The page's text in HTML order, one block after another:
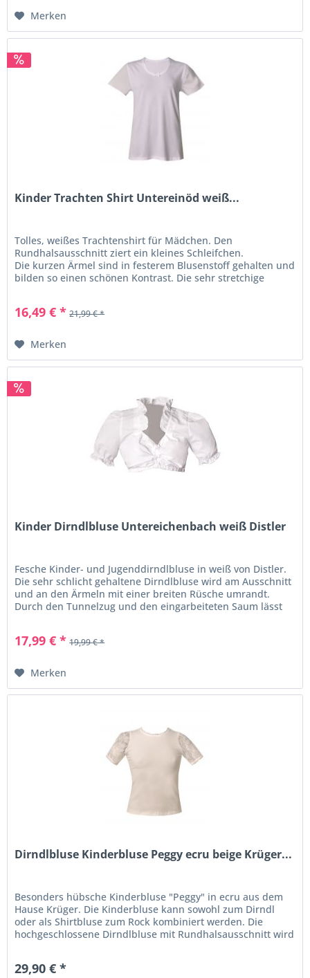
eine große Auswahl an
hochwertigenDirndlblusen für Kinder.
Trachtenaccessoires
für Ihr Kind. Wir
wünschen viel Spaß beim Stöbern.
Merken
Kinder Trachten Shirt Untereinöd weiß...
Tolles, weißes Trachtenshirt für Mädchen. Den
Rundhalsausschnitt ziert ein kleines Schleifchen.
Die kurzen Ärmel sind in festerem Blusenstoff gehalten und
bilden so einen schönen Kontrast. Die sehr stretchige
16,49 € * 21,99 € *
Merken
Kinder Dirndlbluse Untereichenbach weiß Distler
Fesche Kinder- und Jugenddirndlbluse in weiß von Distler.
Die sehr schlicht gehaltene Dirndlbluse wird am Ausschnitt
und an den Ärmeln mit einer breiten Rüsche umrandt.
Durch den Tunnelzug und den eingarbeiteten Saum lässt
17,99 € * 19,99 € *
Merken
Dirndlbluse Kinderbluse Peggy ecru beige Krüger...
Besonders hübsche Kinderbluse "Peggy" in ecru aus dem
Hause Krüger. Die Kinderbluse kann sowohl zum Dirndl
oder als Shirtbluse zum Rock kombiniert werden. Die
hochgeschlossene Dirndlbluse mit Rundhalsausschnitt wird
29,90 € *